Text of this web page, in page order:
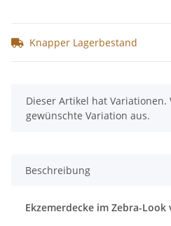
Knapper Lagerbestand
x
Dieser Artikel hat Variationen.
gewünschte Variation aus.
Beschreibung
Ekzemerdecke im Zebra-Look